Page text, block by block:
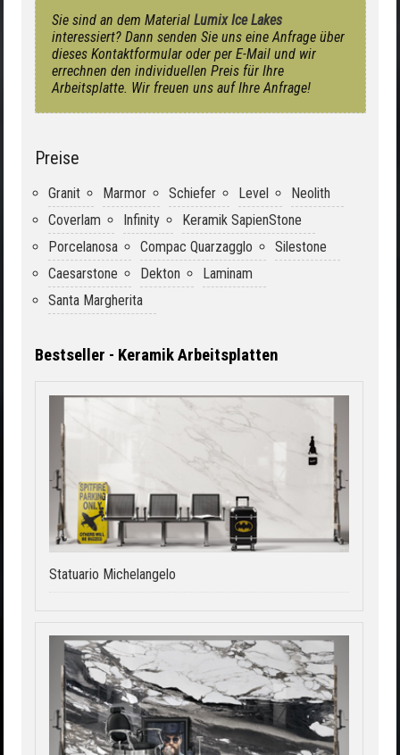
Sie sind an dem Material Lumix Ice Lakes
interessiert? Dann senden Sie uns eine Anfrage über
dieses Kontaktformular oder per E-Mail und wir
errechnen den individuellen Preis für Ihre
Arbeitsplatte. Wir freuen uns auf Ihre Anfrage!
Preise
Granit Marmor Schiefer Level
Neolith
Coverlam
Infinity
Keramik SapienStone
Porcelanosa
Compac Quarzagglo
Silestone
Caesarstone
Dekton
Laminam
Santa Margherita
Bestseller - Keramik Arbeitsplatten
Statuario Michelangelo